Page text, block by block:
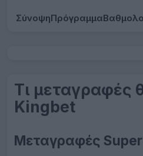
ΣύνοψηΠρόγραμμα
Τι μεταγραφές
Kingbet
Μεταγραφές